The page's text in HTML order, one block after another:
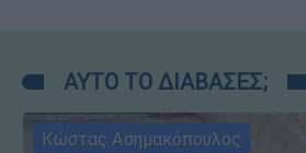
ΑΥΤΟ ΤΟ ΔΙΑΒΑΣΕΣ;
Κώστας Ασημακόπουλος